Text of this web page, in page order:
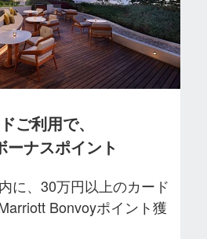
ご利用で、
ナスポイント
に、30万円以上のカード
Bonvoyポイント獲